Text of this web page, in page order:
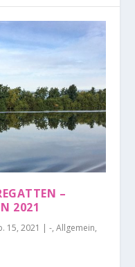
–
2021
15, 2021 |-,Allgemein,